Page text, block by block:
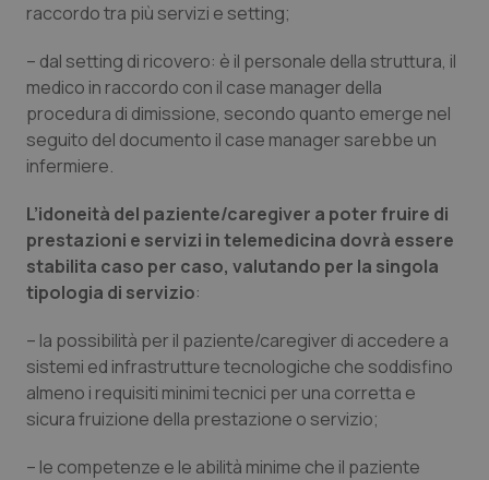
Quotidiano Oncologia
Quotidiano Pediatria
Rene & patologie urogenitali
Salute orale & impianti
Tiroide
Tumore al seno
raccordo tra più servizi e setting;
– dal setting di ricovero: è il personale della struttura, il
medico in raccordo con il case manager della
procedura di dimissione, secondo quanto emerge nel
seguito del documento il case manager sarebbe un
infermiere.
L’idoneità del paziente/caregiver a poter fruire di
prestazioni e servizi in telemedicina dovrà essere
stabilita caso per caso, valutando per la singola
tipologia di servizio:
– la possibilità per il paziente/caregiver di accedere a
sistemi ed infrastrutture tecnologiche che soddisfino
almeno i requisiti minimi tecnici per una corretta e
sicura fruizione della prestazione o servizio;
– le competenze e le abilità minime che il paziente